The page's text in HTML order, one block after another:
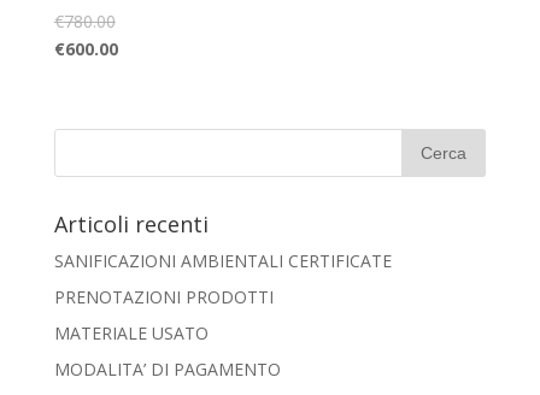
€780.00
€600.00
Articoli recenti
SANIFICAZIONI AMBIENTALI CERTIFICATE
PRENOTAZIONI PRODOTTI
MATERIALE USATO
MODALITA’ DI PAGAMENTO